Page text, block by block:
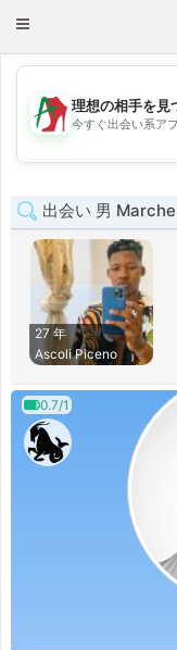
Toggle
💖
理想の相手を見
今すぐ出会い系ア
出会い 男 Marche
27 年
Ascoli Piceno
0.7/1